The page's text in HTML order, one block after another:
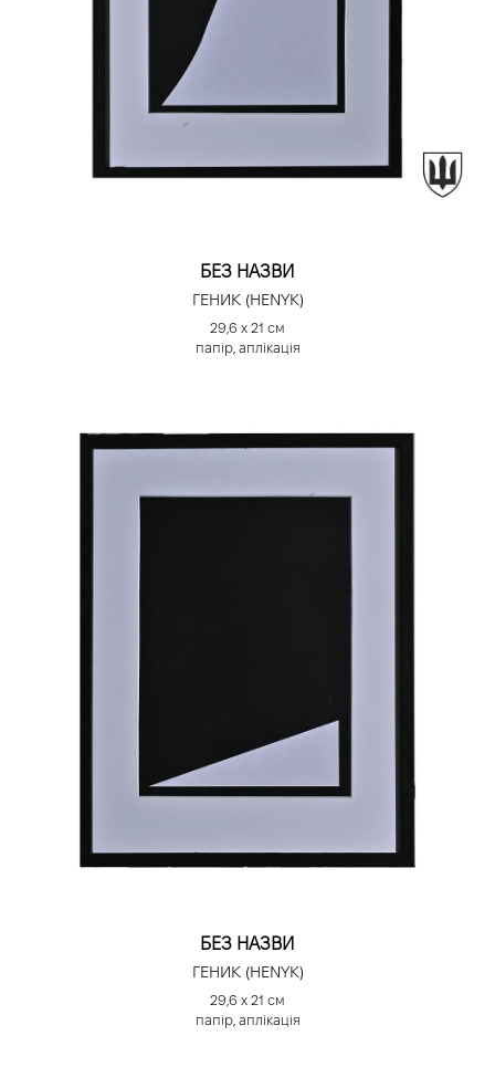
БЕЗ НАЗВИ
ГЕНИК (HENYK)
29,6 х 21 см
папір, аплікація
БЕЗ НАЗВИ
ГЕНИК (HENYK)
29,6 х 21 см
папір, аплікація